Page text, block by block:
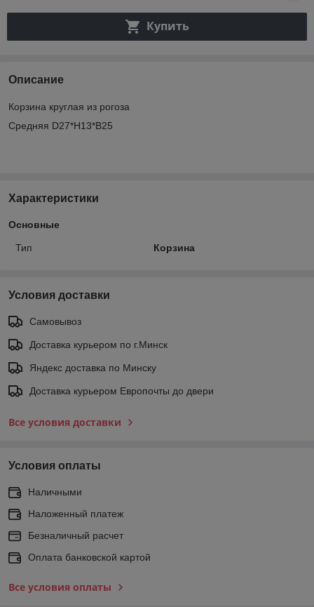
Купить
Описание
Корзина круглая из рогоза
Средняя D27*H13*B25
Характеристики
Основные
Тип Корзина
Условия доставки
Самовывоз
Доставка курьером по г.Минск
Яндекс доставка по Минску
Доставка курьером Европочты до двери
Все условия доставки
Условия оплаты
Наличными
Наложенный платеж
Безналичный расчет
Оплата банковской картой
Все условия оплаты